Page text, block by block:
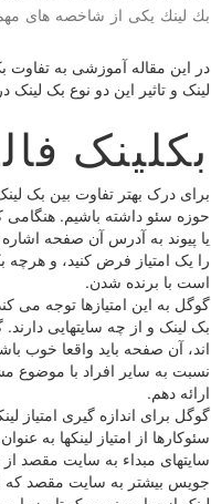
بك لینك یكی از شاخصه های
در این مقاله آموزشی به تفاوت
لینک و تاثیر این دو نوع بک لینک
بکلینک
برای درک بهتر تفاوت بین بک
یا پیوند به آدرس آن صفحه
را یک امتیاز فرض کنید، و هرچه
است با برنده شدن.
گوگل به این امتیازها توجه می
بک لینک و از چه سایتهایی
اند، آن صفحه باید واقعا خوب
نسبت به سایر افراد با موضوع
ارائه دهم.
سایتهای مبداء به سایت مقصد از
جویس بیشتر به سایت مقصد که